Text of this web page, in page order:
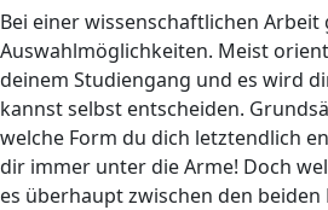
Bei einer wissenschaftlichen Arbeit
Auswahlmöglichkeiten. Meist
deinem Studiengang und es wird
kannst selbst entscheiden.
welche Form du dich letztendlich
dir immer unter die Arme! Doch
es überhaupt zwischen den beiden